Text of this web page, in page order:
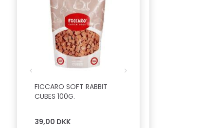
FICCARO SOFT RABBIT
CUBES 100G.
39,00 DKK